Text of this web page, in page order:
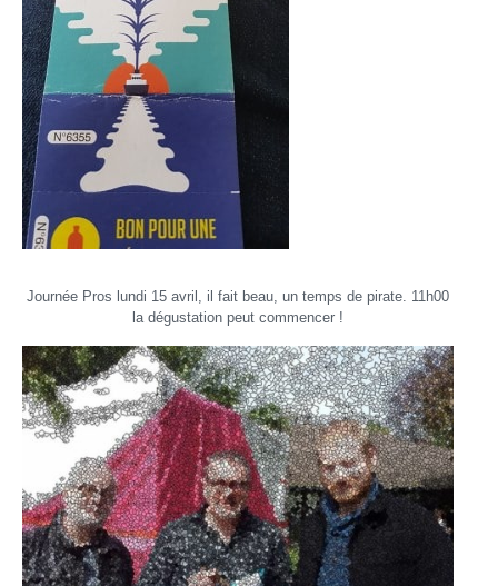
Journée Pros lundi 15 avril, il fait beau, un temps de pirate. 11h00
la dégustation peut commencer !